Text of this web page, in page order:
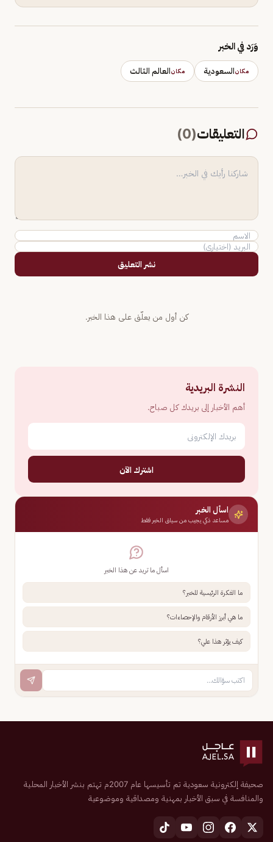
وَرَد في الخبر
مكانالسعودية مكانالعالم الثالث
التعليقات(
0
)
نشر التعليق
كن أول من يعلّق على هذا الخبر.
النشرة البريدية
أهم الأخبار إلى بريدك كل صباح.
اشترك الآن
اسأل الخبر
مساعد ذكي يجيب من سياق الخبر فقط
اسأل ما تريد عن هذا الخبر
ما الفكرة الرئيسية للخبر؟
ما هي أبرز الأرقام والإحصاءات؟
كيف يؤثر هذا علي؟
صحيفة إلكترونية سعودية تم تأسيسها عام 2007م تهتم بنشر الأخبار المحلية
والمنافسة في سبق الأخبار بمهنية ومصداقية وموضوعية